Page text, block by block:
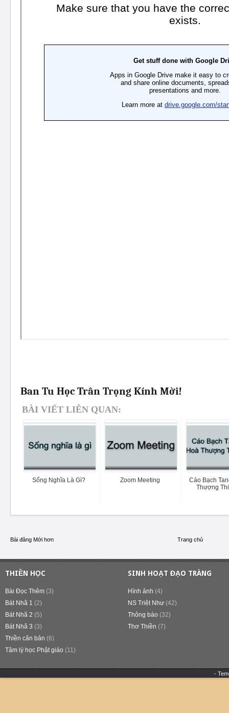
Ban Tu Học Trân Trọng Kính Mời!
BÀI VIẾT LIÊN QUAN:
Sống Nghĩa Là Gì? Zoom Meeting
Cáo Bạch
Thượng
Bài đăng Mới hơn Trang chủ
THIỀN HỌC
Bài Đọc Thêm (3)
Bát Nhã 1 (2)
Bát Nhã 2 (5)
Bát Nhã 3 (3)
Thiền căn bản (6)
Tâm lý học Phật giáo (11)
SINH HOẠT ĐẠO TRÀNG
Hình ảnh (4)
NS Triệt Như (42)
Thông báo (32)
Thơ Thiền (7)
-